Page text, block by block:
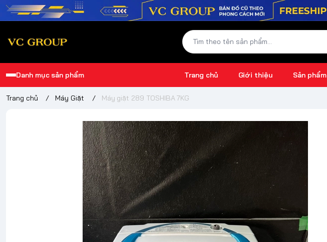
Danh mục sản phẩm Trang chủ Giới thiệu Sản phẩm
Trang chủ / Máy Giặt / Máy giặt 289 TOSHIBA 7KG